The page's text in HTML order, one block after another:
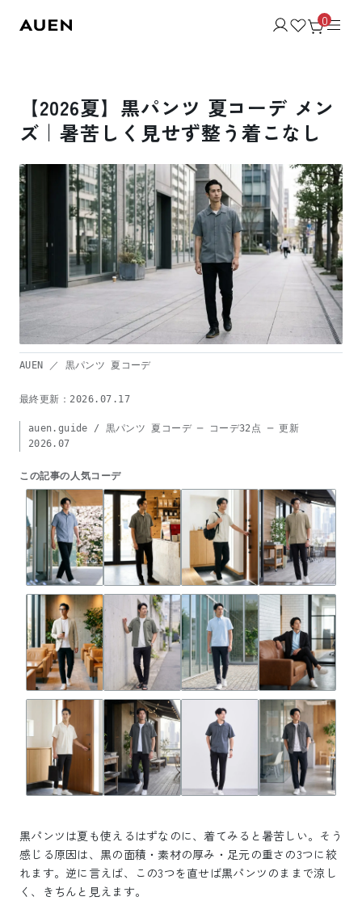
0
【2026夏】黒パンツ 夏コーデ メン
ズ｜暑苦しく見せず整う着こなし
AUEN ／ 黒パンツ 夏コーデ
最終更新：2026.07.17
auen.guide / 黒パンツ 夏コーデ ─ コーデ32点 ─ 更新
2026.07
この記事の人気コーデ
黒パンツは夏も使えるはずなのに、着てみると暑苦しい。そう
感じる原因は、黒の面積・素材の厚み・足元の重さの3つに絞
れます。逆に言えば、この3つを直せば黒パンツのままで涼し
く、きちんと見えます。